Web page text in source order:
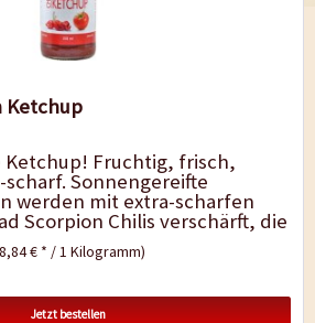
Ketchup
Ketchup! Fruchtig, frisch,
Sonnengereifte
werden mit extra-scharfen
Scorpion Chilis verschärft, die
noch in den...
€ * / 1 Kilogramm)
Jetzt bestellen